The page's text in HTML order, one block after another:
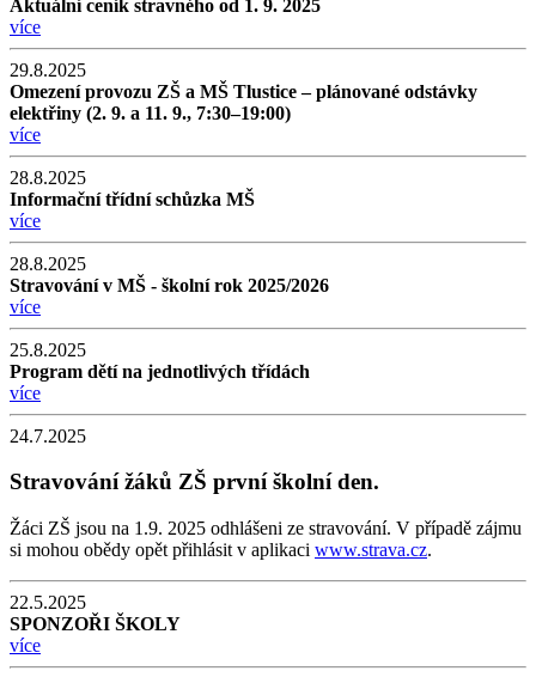
Aktuální ceník stravného od 1. 9. 2025
více
29.8.2025
Omezení provozu ZŠ a MŠ Tlustice – plánované odstávky
elektřiny (2. 9. a 11. 9., 7:30–19:00)
více
28.8.2025
Informační třídní schůzka MŠ
více
28.8.2025
Stravování v MŠ - školní rok 2025/2026
více
25.8.2025
Program dětí na jednotlivých třídách
více
24.7.2025
Stravování žáků ZŠ první školní den.
Žáci ZŠ jsou na 1.9. 2025 odhlášeni ze stravování. V případě zájmu
si mohou obědy opět přihlásit v aplikaci www.strava.cz.
22.5.2025
SPONZOŘI ŠKOLY
více